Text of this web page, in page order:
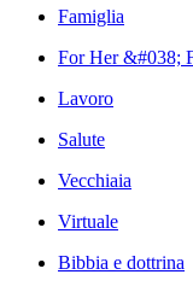
Famiglia
For Her &#038;
Lavoro
Salute
Vecchiaia
Virtuale
Bibbia e dottrina